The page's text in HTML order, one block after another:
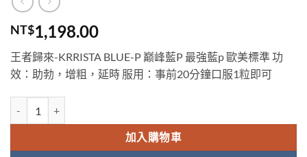
NT$1,198.00
王者歸來-KRRISTA BLUE-P 巅峰藍P 最強藍p 歐美標準 功
效：助勃，增粗，延時 服用：事前20分鐘口服1粒即可
加入購物車